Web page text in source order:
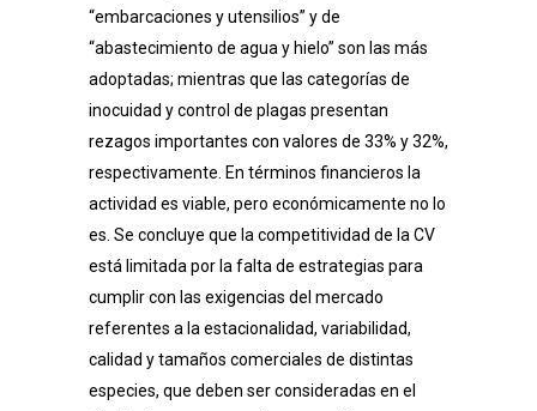
“embarcaciones y utensilios” y de
“abastecimiento de agua y hielo” son las más
adoptadas; mientras que las categorías de
inocuidad y control de plagas presentan
rezagos importantes con valores de 33% y 32%,
respectivamente. En términos financieros la
actividad es viable, pero económicamente no lo
es. Se concluye que la competitividad de la CV
está limitada por la falta de estrategias para
cumplir con las exigencias del mercado
referentes a la estacionalidad, variabilidad,
calidad y tamaños comerciales de distintas
especies, que deben ser consideradas en el